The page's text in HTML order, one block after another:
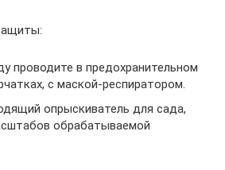
проводите в предохранительном
с маской-респиратором.
опрыскиватель для сада,
обрабатываемой